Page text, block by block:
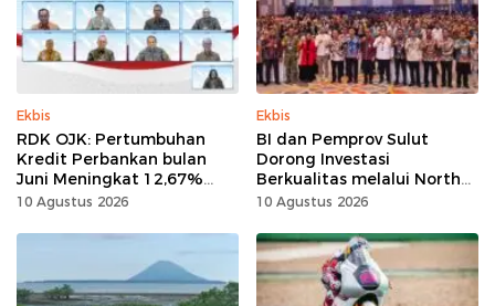
Ekbis
RDK OJK: Pertumbuhan
Kredit Perbankan bulan
Juni Meningkat 12,67%
menjadi Rp9,081 Triliun
10 Agustus 2026
Ekbis
BI dan Pemprov Sulut
Dorong Investasi
Berkualitas melalui North
Sulawesi Investment Forum
10 Agustus 2026